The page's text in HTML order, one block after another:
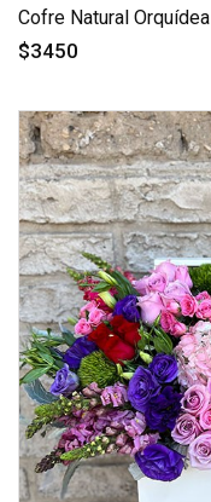
Cofre Natural Orquídea
$3450